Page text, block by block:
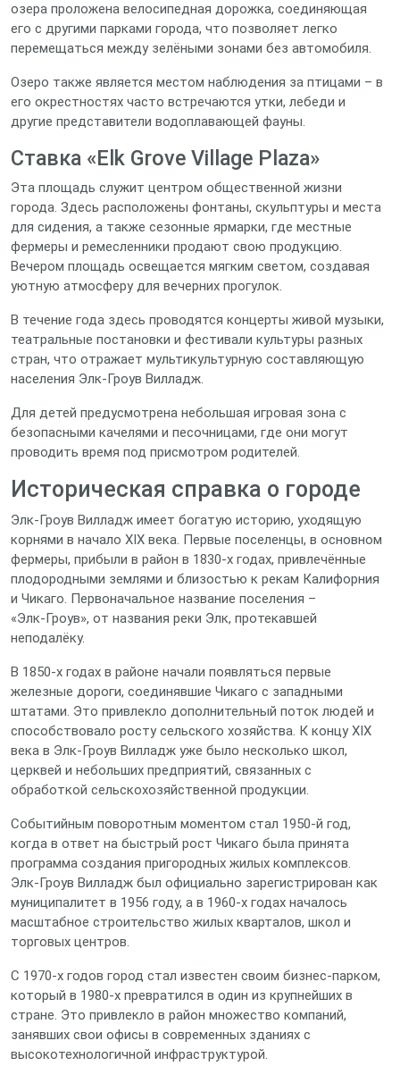
озера проложена велосипедная дорожка, соединяющая
его с другими парками города, что позволяет легко
перемещаться между зелёными зонами без автомобиля.
Озеро также является местом наблюдения за птицами – в
его окрестностях часто встречаются утки, лебеди и
другие представители водоплавающей фауны.
Ставка «Elk Grove Village Plaza»
Эта площадь служит центром общественной жизни
города. Здесь расположены фонтаны, скульптуры и места
для сидения, а также сезонные ярмарки, где местные
фермеры и ремесленники продают свою продукцию.
Вечером площадь освещается мягким светом, создавая
уютную атмосферу для вечерних прогулок.
В течение года здесь проводятся концерты живой музыки,
театральные постановки и фестивали культуры разных
стран, что отражает мультикультурную составляющую
населения Элк‑Гроув Вилладж.
Для детей предусмотрена небольшая игровая зона с
безопасными качелями и песочницами, где они могут
проводить время под присмотром родителей.
Историческая справка о городе
Элк‑Гроув Вилладж имеет богатую историю, уходящую
корнями в начало XIX века. Первые поселенцы, в основном
фермеры, прибыли в район в 1830‑х годах, привлечённые
плодородными землями и близостью к рекам Калифорния
и Чикаго. Первоначальное название поселения –
«Элк‑Гроув», от названия реки Элк, протекавшей
неподалёку.
В 1850‑х годах в районе начали появляться первые
железные дороги, соединявшие Чикаго с западными
штатами. Это привлекло дополнительный поток людей и
способствовало росту сельского хозяйства. К концу XIX
века в Элк‑Гроув Вилладж уже было несколько школ,
церквей и небольших предприятий, связанных с
обработкой сельскохозяйственной продукции.
Событийным поворотным моментом стал 1950‑й год,
когда в ответ на быстрый рост Чикаго была принята
программа создания пригородных жилых комплексов.
Элк‑Гроув Вилладж был официально зарегистрирован как
муниципалитет в 1956 году, а в 1960‑х годах началось
масштабное строительство жилых кварталов, школ и
торговых центров.
С 1970‑х годов город стал известен своим бизнес‑парком,
который в 1980‑х превратился в один из крупнейших в
стране. Это привлекло в район множество компаний,
занявших свои офисы в современных зданиях с
высокотехнологичной инфраструктурой.